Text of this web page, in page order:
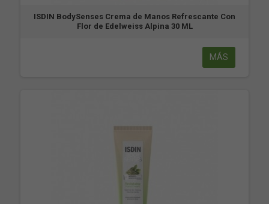
ISDIN BodySenses Crema de Manos Refrescante Con
Flor de Edelweiss Alpina 30 ML
MÁS